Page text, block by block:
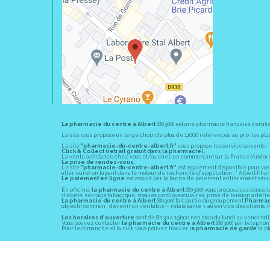
La pharmacie du centre à Albert(80300) est une pharmacie française
Le site vous propose un large choix de plus de 11000 références, au prix les
Le site "pharmacie-du-centre-albert.fr" vous propose les service suivants :
Click & Collect (retrait gratuit dans la pharmacie).
La vente à distance chez vous et/ou chez un commerçant sur la France
La prise de rendez-vous.
Le site "pharmacie-du-centre-albert.fr" est également disponible pour vos
ultérieure) en tapant dans le moteur de recherche d' application : " Albert
Le paiement en ligne est assuré par la borne de paiement entièrement
En officine, la pharmacie du centre à Albert(80300) vous propose ses
diabète, sevrage tabagique, risques cardiovasculaires, prise de tension
La pharmacie du centre à Albert(80300) fait partie du groupement
objectif commun : devenir un véritable « relais santé » au service des clients.
Les horaires d'ouverture sont de 8h30 à 19h00 non stop du lundi au
Vous pouvez contacter la pharmacie du centre à Albert(80300) par
Pour le dimanche et la nuit, vous pouvez trouver la pharmacie de garde la